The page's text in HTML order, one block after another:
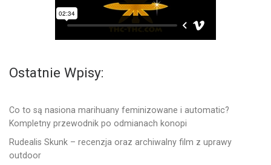
Ostatnie Wpisy:
Co to są nasiona marihuany feminizowane i automatic?
Kompletny przewodnik po odmianach konopi
Rudealis Skunk – recenzja oraz archiwalny film z uprawy
outdoor